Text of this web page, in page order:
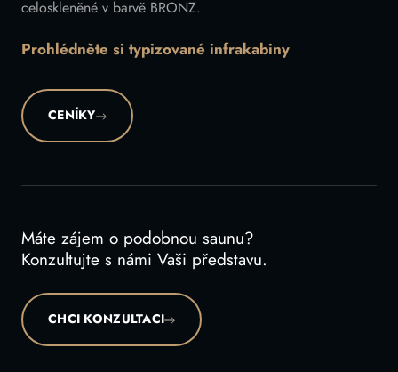
celoskleněné v barvě BRONZ.
Prohlédněte si typizované infrakabiny
CENÍKY
Máte zájem o podobnou saunu?
Konzultujte s námi Vaši představu.
CHCI KONZULTACI